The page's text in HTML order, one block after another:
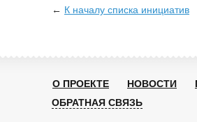
← К началу списка инициатив
О ПРОЕКТЕ НОВОСТИ
ОБРАТНАЯ СВЯЗЬ